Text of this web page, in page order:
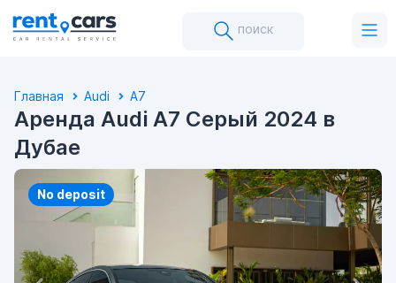
поиск
Главная Audi A7
Аренда Audi A7 Серый 2024 в
Дубае
No deposit